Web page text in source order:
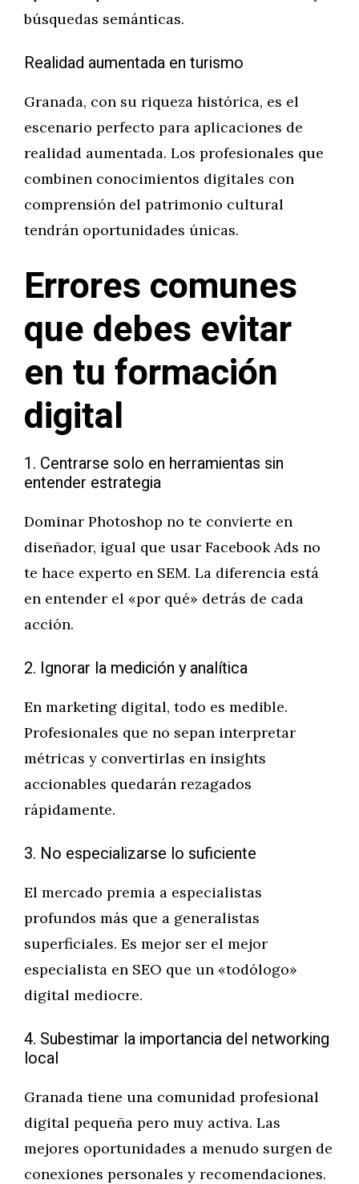
búsquedas semánticas.
Realidad aumentada en turismo
Granada, con su riqueza histórica, es el
escenario perfecto para aplicaciones de
realidad aumentada. Los profesionales que
combinen conocimientos digitales con
comprensión del patrimonio cultural
tendrán oportunidades únicas.
Errores comunes
que debes evitar
en tu formación
digital
1. Centrarse solo en herramientas sin
entender estrategia
Dominar Photoshop no te convierte en
diseñador, igual que usar Facebook Ads no
te hace experto en SEM. La diferencia está
en entender el «por qué» detrás de cada
acción.
2. Ignorar la medición y analítica
En marketing digital, todo es medible.
Profesionales que no sepan interpretar
métricas y convertirlas en insights
accionables quedarán rezagados
rápidamente.
3. No especializarse lo suficiente
El mercado premia a especialistas
profundos más que a generalistas
superficiales. Es mejor ser el mejor
especialista en SEO que un «todólogo»
digital mediocre.
4. Subestimar la importancia del networking
local
Granada tiene una comunidad profesional
digital pequeña pero muy activa. Las
mejores oportunidades a menudo surgen de
conexiones personales y recomendaciones.